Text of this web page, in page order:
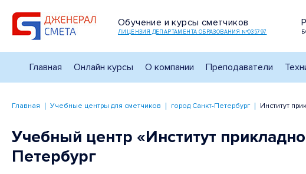
Обучение и курсы сметчиков
ЛИЦЕНЗИЯ ДЕПАРТАМЕНТА ОБРАЗОВАНИЯ №035797
Главная Онлайн курсы О компании Преподаватели
Главная Учебные центры для сметчиков город Санкт-Петербург Институт
Учебный центр «Институт
Петербург